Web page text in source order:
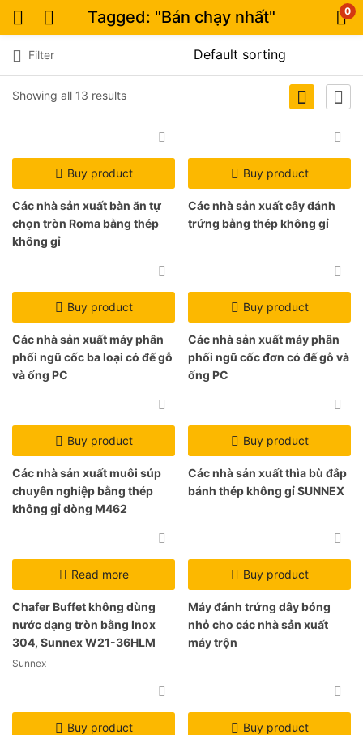
Tagged: "Bán chạy nhất" 0
Showing all 13 results
Filter
Buy product
Các nhà sản xuất bàn ăn tự
chọn tròn Roma bằng thép
không gỉ
Buy product
Các nhà sản xuất cây đánh
trứng bằng thép không gỉ
Buy product
Các nhà sản xuất máy phân
phối ngũ cốc ba loại có đế gỗ
và ống PC
Buy product
Các nhà sản xuất máy phân
phối ngũ cốc đơn có đế gỗ và
ống PC
Buy product
Các nhà sản xuất muôi súp
chuyên nghiệp bằng thép
không gỉ dòng M462
Buy product
Các nhà sản xuất thìa bù đắp
bánh thép không gỉ SUNNEX
Read more
Chafer Buffet không dùng
nước dạng tròn bằng Inox
304, Sunnex W21-36HLM
Sunnex
Buy product
Máy đánh trứng dây bóng
nhỏ cho các nhà sản xuất
máy trộn
Buy product Buy product